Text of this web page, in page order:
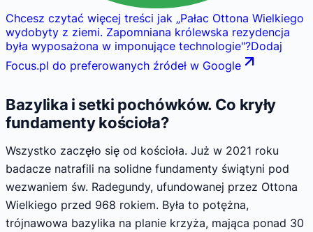
Chcesz czytać więcej treści jak „Pałac Ottona Wielkiego
wydobyty z ziemi. Zapomniana królewska rezydencja
była wyposażona w imponujące technologie"?Dodaj
Focus.pl do preferowanych źródeł w Google
Bazylika i setki pochówków. Co kryły
fundamenty kościoła?
Wszystko zaczęło się od kościoła. Już w 2021 roku
badacze natrafili na solidne fundamenty świątyni pod
wezwaniem św. Radegundy, ufundowanej przez Ottona
Wielkiego przed 968 rokiem. Była to potężna,
trójnawowa bazylika na planie krzyża, mająca ponad 30